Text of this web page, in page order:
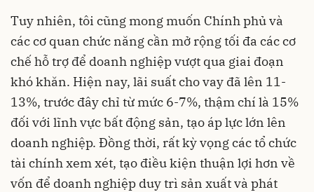
Tuy nhiên, tôi cũng mong muốn Chính phủ và
các cơ quan chức năng cần mở rộng tối đa các cơ
chế hỗ trợ để doanh nghiệp vượt qua giai đoạn
khó khăn. Hiện nay, lãi suất cho vay đã lên 11-
13%, trước đây chỉ từ mức 6-7%, thậm chí là 15%
đối với lĩnh vực bất động sản, tạo áp lực lớn lên
doanh nghiệp. Đồng thời, rất kỳ vọng các tổ chức
tài chính xem xét, tạo điều kiện thuận lợi hơn về
vốn để doanh nghiệp duy trì sản xuất và phát